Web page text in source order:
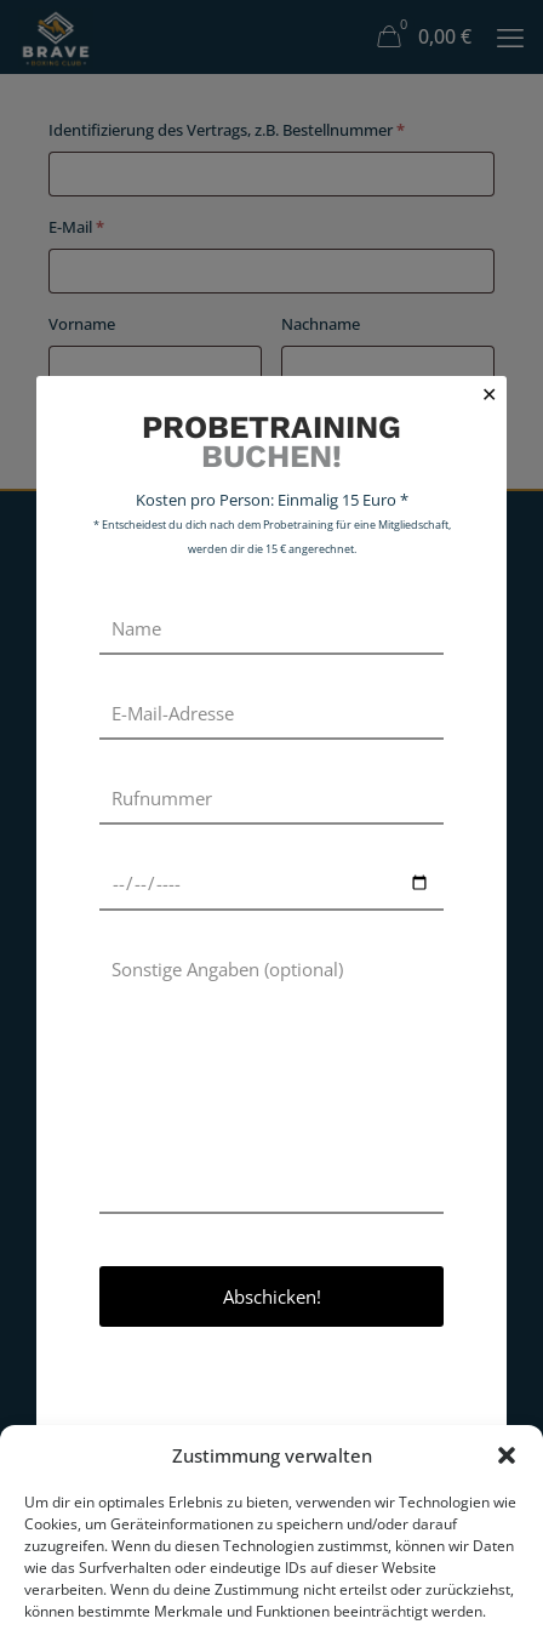
Zustimmung verwalten
Um dir ein optimales Erlebnis zu bieten, verwenden wir Technologien wie
Cookies, um Geräteinformationen zu speichern und/oder darauf
zuzugreifen. Wenn du diesen Technologien zustimmst, können wir Daten
wie das Surfverhalten oder eindeutige IDs auf dieser Website
verarbeiten. Wenn du deine Zustimmung nicht erteilst oder zurückziehst,
können bestimmte Merkmale und Funktionen beeinträchtigt werden.
0 0,00€
Identifizierung des Vertrags, z.B. Bestellnummer*
E-Mail*
E-
Mail
(wiederholen)*
Vorname Nachname
Widerruf bestätigen
10827 Berlin
Erfahrt mehr über
IBF-Boxweltmeisterin im Federgewicht
Über Nina
Über Brave Boxing
Team Southpaw
The Brave Crowd
Partner werden
✕
PROBETRAINING
BUCHEN!
Kosten pro Person: Einmalig 15 Euro *
* Entscheidest du dich nach dem Probetraining für eine Mitgliedschaft,
werden dir die 15 € angerechnet.